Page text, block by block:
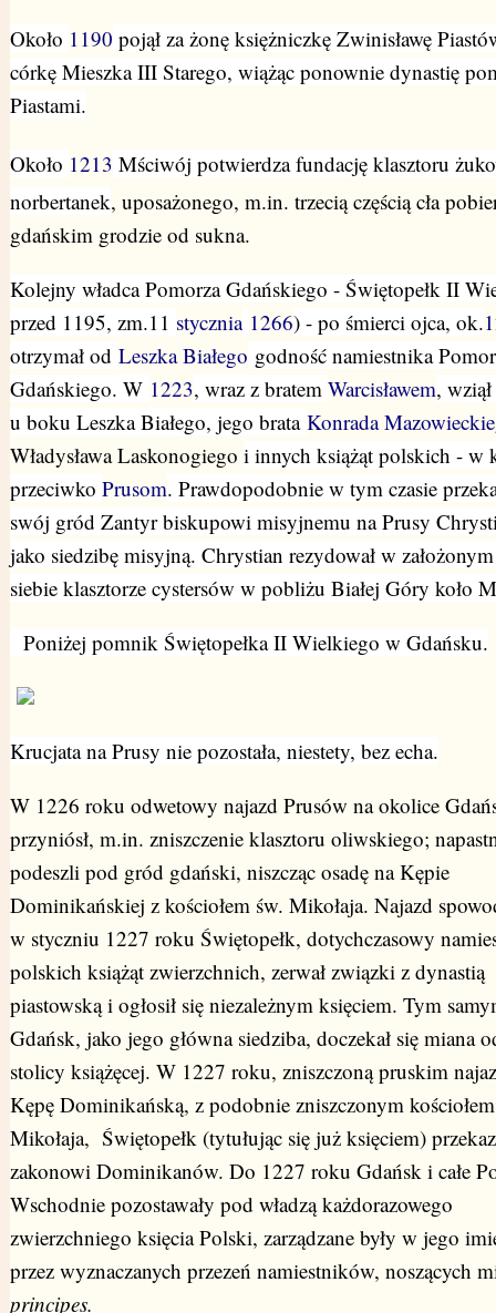
Około 1190 pojął za żonę księżniczkę Zwinisławę
córkę Mieszka III Starego, wiążąc ponownie dynastię
Piastami.
Około 1213 Mściwój potwierdza fundację klasztoru
norbertanek, uposażonego, m.in. trzecią częścią cła
gdańskim grodzie od sukna.
Kolejny władca Pomorza Gdańskiego - Świętopełk II
przed 1195, zm.11 stycznia 1266) - po śmierci ojca, ok.
otrzymał od Leszka Białego godność namiestnika
Gdańskiego. W 1223, wraz z bratem Warcisławem,
u boku Leszka Białego, jego brata Konrada
Władysława Laskonogiego i innych książąt polskich - w
przeciwko Prusom. Prawdopodobnie w tym czasie
swój gród Zantyr biskupowi misyjnemu na Prusy
jako siedzibę misyjną. Chrystian rezydował w
siebie klasztorze cystersów w pobliżu Białej Góry koło
Poniżej pomnik Świętopełka II Wielkiego w Gdańsku.
Krucjata na Prusy nie pozostała, niestety, bez echa.
W 1226 roku odwetowy najazd Prusów na okolice
przyniósł, m.in. zniszczenie klasztoru oliwskiego;
podeszli pod gród gdański, niszcząc osadę na Kępie
Dominikańskiej z kościołem św. Mikołaja. Najazd
w styczniu 1227 roku Świętopełk, dotychczasowy
polskich książąt zwierzchnich, zerwał związki z dynastią
piastowską i ogłosił się niezależnym księciem. Tym
Gdańsk, jako jego główna siedziba, doczekał się miana
stolicy książęcej. W 1227 roku, zniszczoną pruskim
Kępę Dominikańską, z podobnie zniszczonym
Mikołaja, Świętopełk (tytułując się już księciem)
zakonowi Dominikanów. Do 1227 roku Gdańsk i całe
Wschodnie pozostawały pod władzą każdorazowego
zwierzchniego księcia Polski, zarządzane były w jego
przez wyznaczanych przezeń namiestników, noszących
principes.